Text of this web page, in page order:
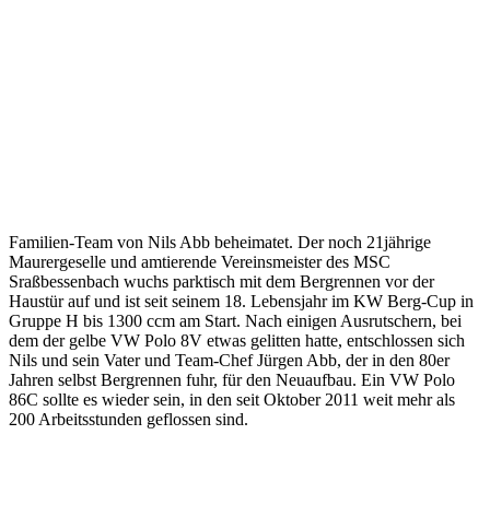
Familien-Team von Nils Abb beheimatet. Der noch 21jährige
Maurergeselle und amtierende Vereinsmeister des MSC
Sraßbessenbach wuchs parktisch mit dem Bergrennen vor der
Haustür auf und ist seit seinem 18. Lebensjahr im KW Berg-Cup in
Gruppe H bis 1300 ccm am Start. Nach einigen Ausrutschern, bei
dem der gelbe VW Polo 8V etwas gelitten hatte, entschlossen sich
Nils und sein Vater und Team-Chef Jürgen Abb, der in den 80er
Jahren selbst Bergrennen fuhr, für den Neuaufbau. Ein VW Polo
86C sollte es wieder sein, in den seit Oktober 2011 weit mehr als
200 Arbeitsstunden geflossen sind.